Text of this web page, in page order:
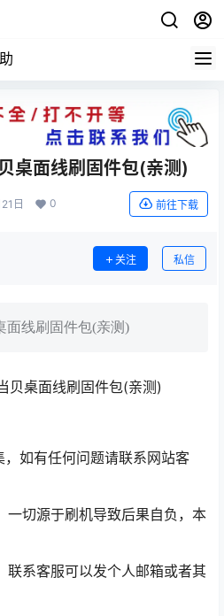
桌面线刷固件包(亲测)
日 0 前往下载
关注 私信
面线刷固件包(亲测)
贝桌面线刷固件包(亲测)
如有任何问题请联系网站客
一切源于刷机导致后果自负，本
联系客服可以发个人邮箱或者其